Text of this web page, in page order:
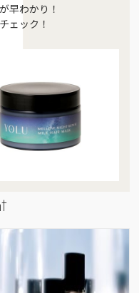
早わかり！
ェック！